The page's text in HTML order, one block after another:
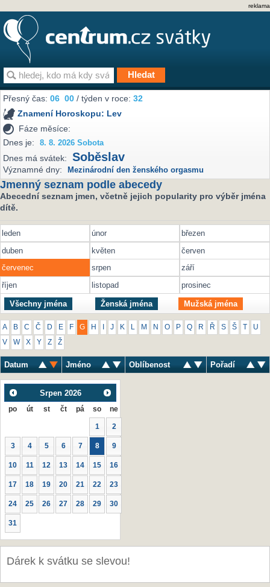
reklama
Přesný čas:06 00 / týden v roce:32
Znamení Horoskopu: Lev
Fáze měsíce:
Dnes je:
8. 8. 2026 Sobota
Dnes má svátek: Soběslav
Významné dny: Mezinárodní den ženského orgasmu
Jmenný seznam podle abecedy
Abecední seznam jmen, včetně jejich popularity pro výběr jména
dítě.
leden únor
březen
duben
květen
červen
červenec
srpen
září
říjen
listopad prosinec
Všechny jména Ženská jména Mužská jména
A B C Č D E F G H J K M N O P Q R Ř S Š U
V W X Y Z Ž
Datum Jméno Oblíbenost Pořadí
Srpen 2026
po út st čt pá so ne
1 2
3 4 5 6 7 8 9
10 11 12 13 14 15 16
17 18 19 20 21 22 23
24 25 26 27 28 29 30
31
Dárek k svátku se slevou!